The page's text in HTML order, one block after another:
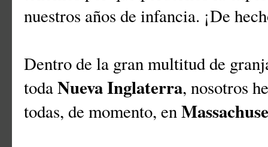
nuestros años de infancia. ¡De
Dentro de la gran multitud de
todaNueva Inglaterra, nosotros
todas, de momento, en